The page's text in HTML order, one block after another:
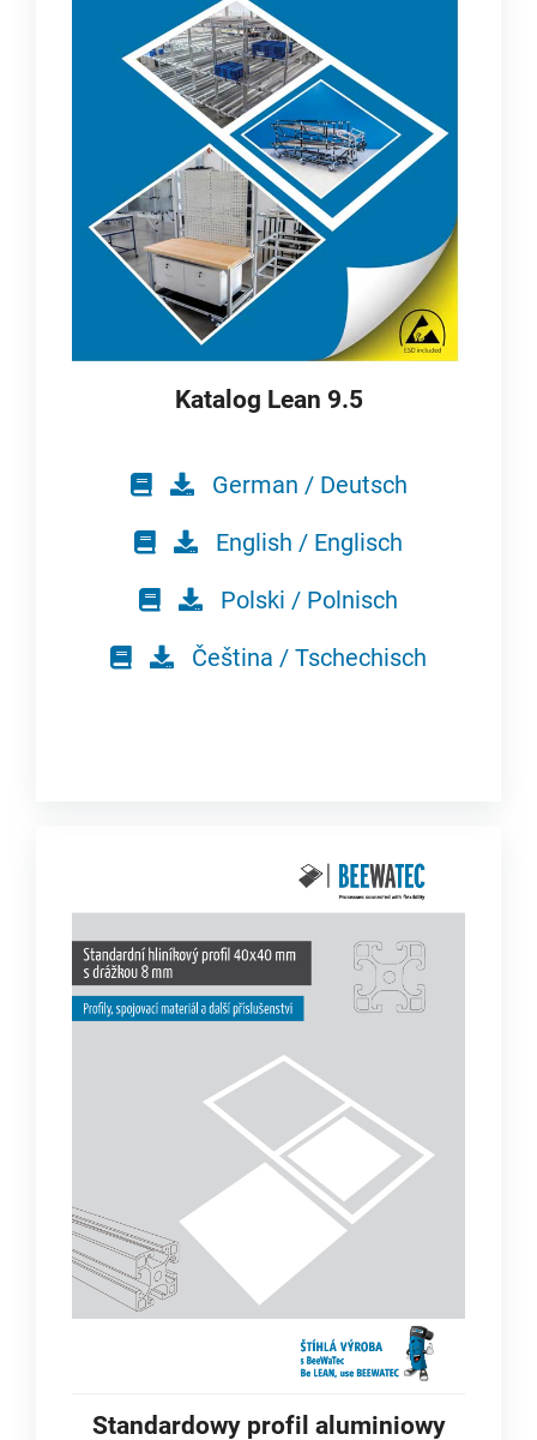
Katalog Lean 9.5
German / Deutsch
English / Englisch
Polski / Polnisch
Čeština / Tschechisch
Standardowy profil aluminiowy